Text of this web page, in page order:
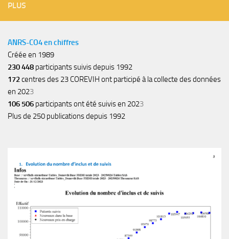
PLUS
ANRS-CO4 en chiffres
Créée en 1989
230 448 participants suivis depuis 1992
172centres des 23 COREVIH ont participé à la collecte des données
en 2023
106 506 participants ont été suivis en 2023
Plus de 250 publications depuis 1992